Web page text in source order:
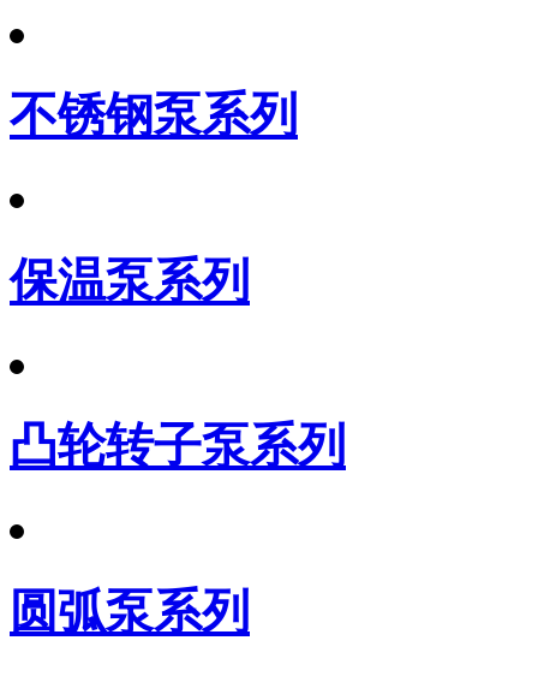
不锈钢泵系列
保温泵系列
凸轮转子泵系列
圆弧泵系列